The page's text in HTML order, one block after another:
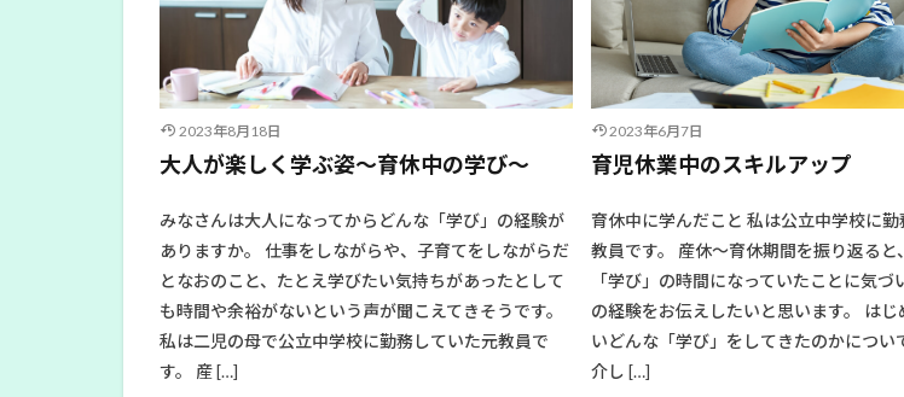
2023年8月18日
大人が楽しく学ぶ姿～育休中の学び～
みなさんは大人になってからどんな「学び」の経験が
ありますか。 仕事をしながらや、子育てをしながらだ
となおのこと、たとえ学びたい気持ちがあったとして
も時間や余裕がないという声が聞こえてきそうです。
私は二児の母で公立中学校に勤務していた元教員で
す。 産 […]
2023年6月7日
育児休業中のスキルアップ
育休中に学んだこと 私は公立中学校に
教員です。 産休〜育休期間を振り返ると
「学び」の時間になっていたことに気づ
の経験をお伝えしたいと思います。 はじ
いどんな「学び」をしてきたのかについ
介し […]